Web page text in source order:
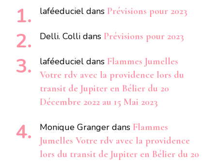
laféeduciel dans Prévisions pour 2023
Delli. Colli dans Prévisions pour 2023
laféeduciel dans Flammes Jumelles
Votre rdv avec la providence lors du
transit de Jupiter en Bélier du 20
Décembre 2022 au 15 Mai 2023
Monique Granger dans Flammes
Jumelles Votre rdv avec la providence
lors du transit de Jupiter en Bélier du 20